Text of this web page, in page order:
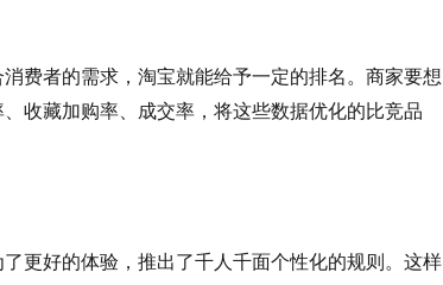
者的需求，淘宝就能给予一定的排名。商家要想
收藏加购率、成交率，将这些数据优化的比竞品
好的体验，推出了千人千面个性化的规则。这样